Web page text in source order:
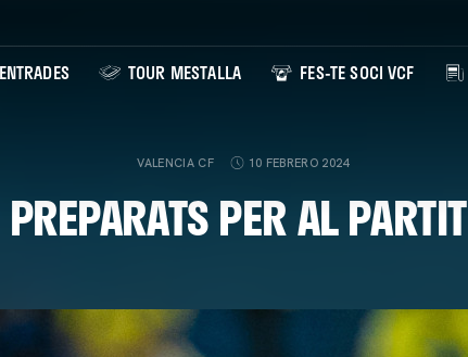
ENTRADES TOUR MESTALLA FES-TE SOCI VCF
VALENCIA CF 10 FEBRERO 2024
PREPARATS PER AL PARTIT